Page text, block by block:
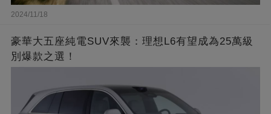
2024/11/18
豪華大五座純電SUV來襲：理想L6有望成為25萬級
別爆款之選！